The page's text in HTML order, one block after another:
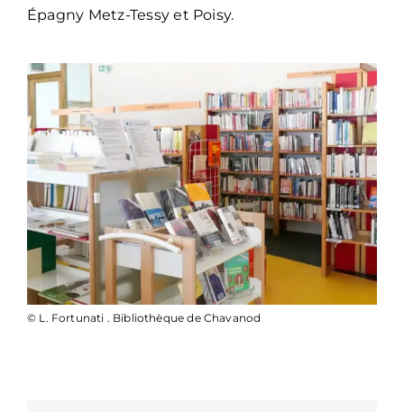
Épagny Metz-Tessy et Poisy.
© L. Fortunati . Bibliothèque de Chavanod